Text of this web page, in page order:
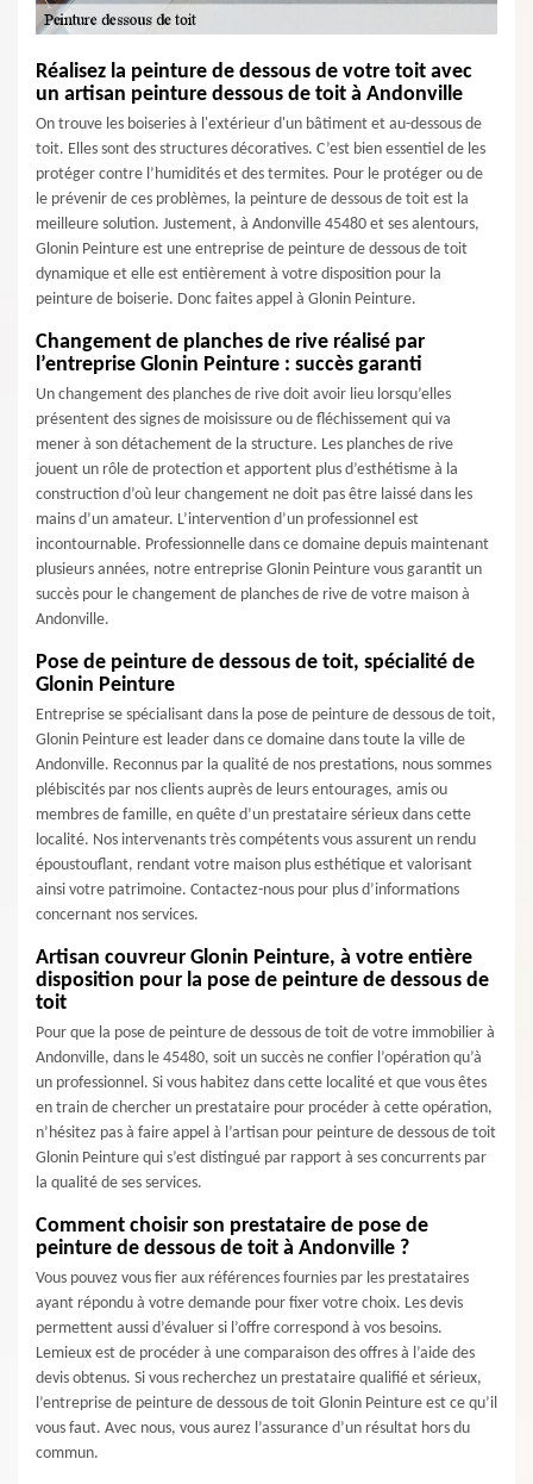
Réalisez la peinture de dessous de votre toit avec
un artisan peinture dessous de toit à Andonville
On trouve les boiseries à l'extérieur d'un bâtiment et au-dessous de
toit. Elles sont des structures décoratives. C’est bien essentiel de les
protéger contre l’humidités et des termites. Pour le protéger ou de
le prévenir de ces problèmes, la peinture de dessous de toit est la
meilleure solution. Justement, à Andonville 45480 et ses alentours,
Glonin Peinture est une entreprise de peinture de dessous de toit
dynamique et elle est entièrement à votre disposition pour la
peinture de boiserie. Donc faites appel à Glonin Peinture.
Changement de planches de rive réalisé par
l’entreprise Glonin Peinture : succès garanti
Un changement des planches de rive doit avoir lieu lorsqu’elles
présentent des signes de moisissure ou de fléchissement qui va
mener à son détachement de la structure. Les planches de rive
jouent un rôle de protection et apportent plus d’esthétisme à la
construction d’où leur changement ne doit pas être laissé dans les
mains d’un amateur. L’intervention d’un professionnel est
incontournable. Professionnelle dans ce domaine depuis maintenant
plusieurs années, notre entreprise Glonin Peinture vous garantit un
succès pour le changement de planches de rive de votre maison à
Andonville.
Pose de peinture de dessous de toit, spécialité de
Glonin Peinture
Entreprise se spécialisant dans la pose de peinture de dessous de toit,
Glonin Peinture est leader dans ce domaine dans toute la ville de
Andonville. Reconnus par la qualité de nos prestations, nous sommes
plébiscités par nos clients auprès de leurs entourages, amis ou
membres de famille, en quête d’un prestataire sérieux dans cette
localité. Nos intervenants très compétents vous assurent un rendu
époustouflant, rendant votre maison plus esthétique et valorisant
ainsi votre patrimoine. Contactez-nous pour plus d’informations
concernant nos services.
Artisan couvreur Glonin Peinture, à votre entière
disposition pour la pose de peinture de dessous de
toit
Pour que la pose de peinture de dessous de toit de votre immobilier à
Andonville, dans le 45480, soit un succès ne confier l’opération qu’à
un professionnel. Si vous habitez dans cette localité et que vous êtes
en train de chercher un prestataire pour procéder à cette opération,
n’hésitez pas à faire appel à l’artisan pour peinture de dessous de toit
Glonin Peinture qui s’est distingué par rapport à ses concurrents par
la qualité de ses services.
Comment choisir son prestataire de pose de
peinture de dessous de toit à Andonville ?
Vous pouvez vous fier aux références fournies par les prestataires
ayant répondu à votre demande pour fixer votre choix. Les devis
permettent aussi d’évaluer si l’offre correspond à vos besoins.
Lemieux est de procéder à une comparaison des offres à l’aide des
devis obtenus. Si vous recherchez un prestataire qualifié et sérieux,
l’entreprise de peinture de dessous de toit Glonin Peinture est ce qu’il
vous faut. Avec nous, vous aurez l’assurance d’un résultat hors du
commun.